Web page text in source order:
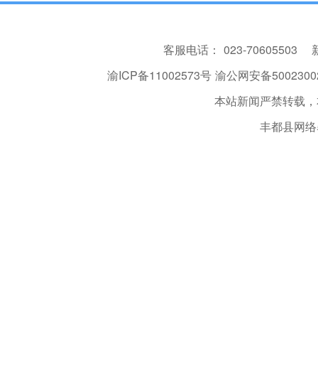
客服电话： 023-70605503
渝ICP备11002573号 渝公网安备
本站新闻严禁转载
丰都县网